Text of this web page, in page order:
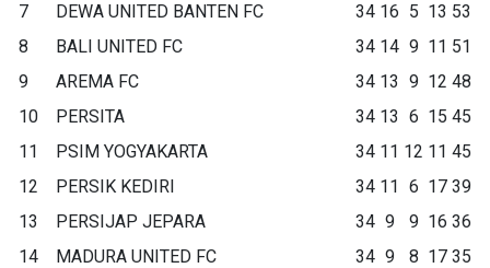
7 DEWA UNITED BANTEN FC 34 16 5 13 53
8
BALI UNITED FC 34 14 9 11 51
9
AREMA FC 34 13 9 12 48
10
PERSITA 34 13 6 15 45
11
PSIM YOGYAKARTA 34 11 12 11 45
12
PERSIK KEDIRI 34 11 6 17 39
13
PERSIJAP JEPARA 34 9 9 16 36
14
MADURA UNITED FC 34 9 8 17 35